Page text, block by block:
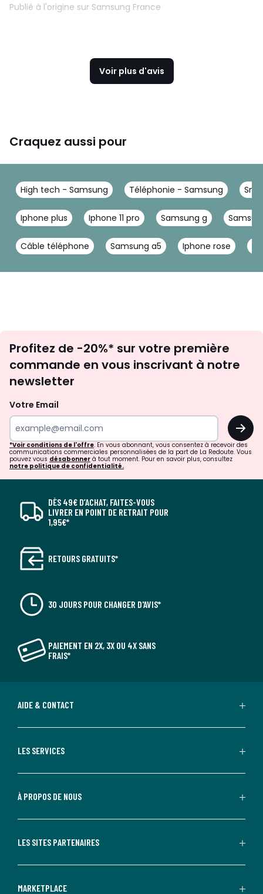
Publié à l'origine sur Samsung France
Voir plus d'avis
Craquez aussi pour
High tech - Samsung Téléphonie - Samsung
Iphone plus Iphone 11 pro Samsung g
Câble téléphone Samsung a5 Iphone rose
newsletter
Profitez de -20%* sur votre première
commande en vous inscrivant à notre
newsletter
Votre Email
OK
*Voir conditions de l'offre. En vous abonnant, vous consentez à recevoir des
communications commerciales personnalisées de la part de La Redoute. Vous
pouvez vous désabonner à tout moment. Pour en savoir plus, consultez
notre politique de confidentialité.
DÈS 49€ D’ACHAT, FAITES-VOUS
LIVRER EN POINT DE RETRAIT POUR
1,95€*
RETOURS GRATUITS*
30 JOURS POUR CHANGER D'AVIS*
PAIEMENT EN 2X, 3X OU 4X SANS
FRAIS*
AIDE & CONTACT
LES SERVICES
À PROPOS DE NOUS
LES SITES PARTENAIRES
MARKETPLACE